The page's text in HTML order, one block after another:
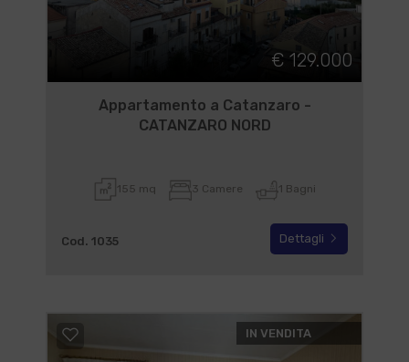
€ 129.000
Appartamento a Catanzaro -
CATANZARO NORD
155 mq 3 Camere 1 Bagni
Cod. 1035 Dettagli
IN VENDITA